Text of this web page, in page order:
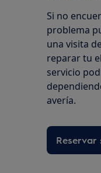
Si no
problema
una visita
reparar tu
servicio
avería.
Reservar